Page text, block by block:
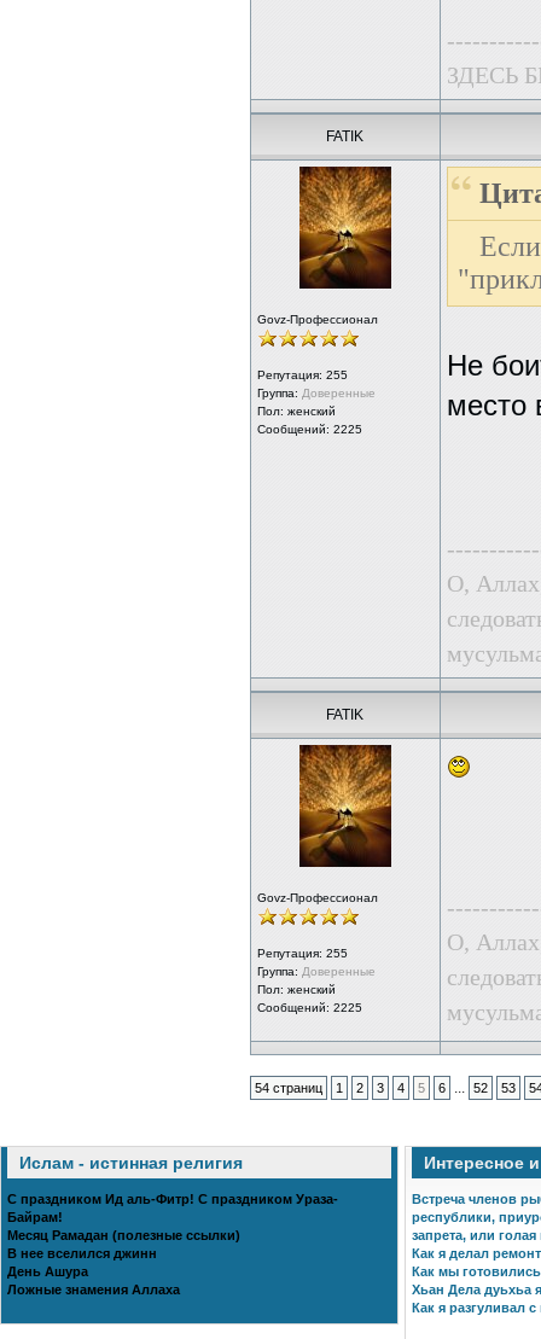
ЗДЕСЬ
FATIK
Govz-Профессионал
Репутация: 255
Группа: Доверенные
Пол: женский
Сообщений: 2225
Не
место
О,
FATIK
Govz-Профессионал
Репутация: 255
Группа: Доверенные
Пол: женский
Сообщений: 2225
О,
54 страниц 1 2 3 4 5 6 ... 52 53
Ислам - истинная религия
С праздником Ид аль-Фитр! С праздником Ураза-
Байрам!
Месяц Рамадан (полезные ссылки)
В нее вселился джинн
День Ашура
Ложные знамения Аллаха
Интересное
Встреча членов
республики,
запрета, или
Как я делал
Как мы
Хьан Дела дуьхьа
Как я разгуливал